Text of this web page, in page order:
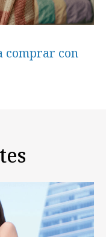
comprar con